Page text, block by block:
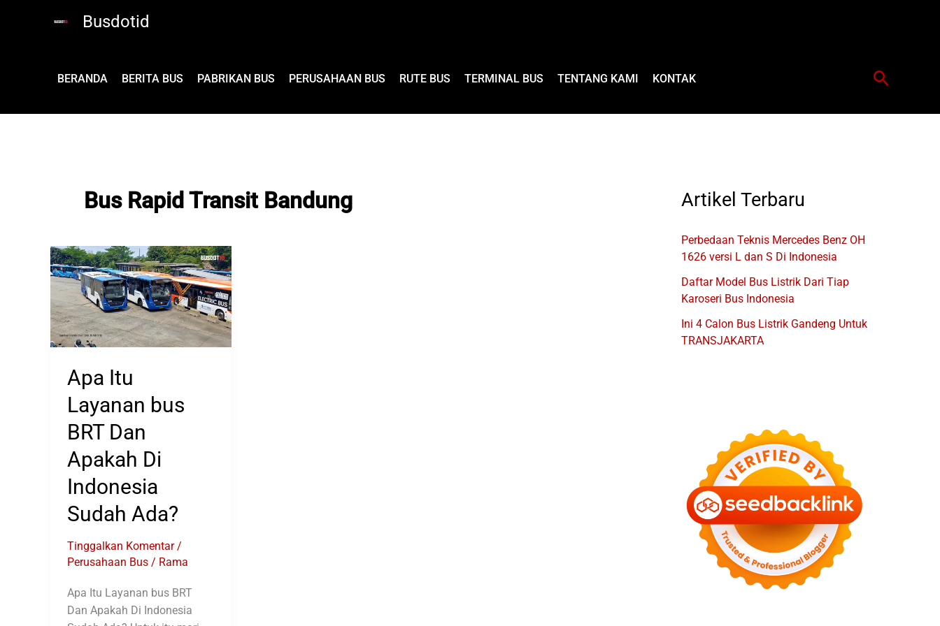
Busdotid
BERANDA BERITA BUS PABRIKAN BUS PERUSAHAAN BUS RUTE BUS TERMINAL BUS TENTANG KAMI KONTAK Cari
Bus Rapid Transit Bandung
Apa Itu
Layanan bus
BRT Dan
Apakah Di
Indonesia
Sudah Ada?
Tinggalkan Komentar /
Perusahaan Bus / Rama
Apa Itu Layanan bus BRT
Dan Apakah Di Indonesia
Artikel Terbaru
Perbedaan Teknis Mercedes Benz OH
1626 versi L dan S Di Indonesia
Daftar Model Bus Listrik Dari Tiap
Karoseri Bus Indonesia
Ini 4 Calon Bus Listrik Gandeng Untuk
TRANSJAKARTA